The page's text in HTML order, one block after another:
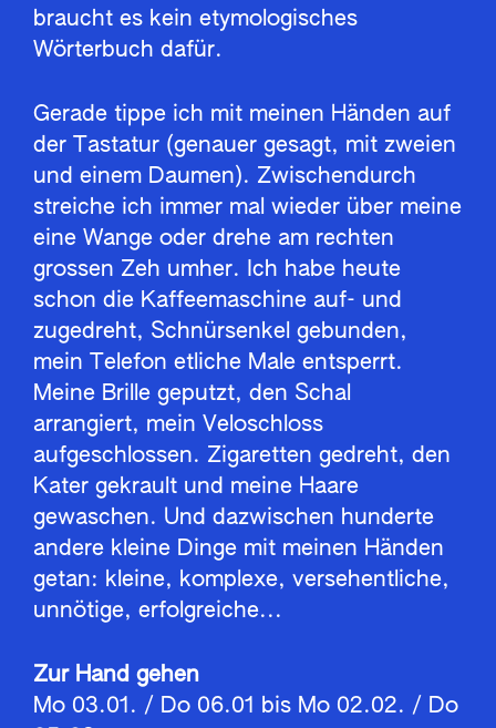
braucht es kein etymologisches
Wörterbuch dafür.
Gerade tippe ich mit meinen Händen auf
der Tastatur (genauer gesagt, mit zweien
und einem Daumen). Zwischendurch
streiche ich immer mal wieder über meine
eine Wange oder drehe am rechten
grossen Zeh umher. Ich habe heute
schon die Kaffeemaschine auf- und
zugedreht, Schnürsenkel gebunden,
mein Telefon etliche Male entsperrt.
Meine Brille geputzt, den Schal
arrangiert, mein Veloschloss
aufgeschlossen. Zigaretten gedreht, den
Kater gekrault und meine Haare
gewaschen. Und dazwischen hunderte
andere kleine Dinge mit meinen Händen
getan: kleine, komplexe, versehentliche,
unnötige, erfolgreiche...
Zur Hand gehen
Mo 03.01. / Do 06.01 bis Mo 02.02. / Do